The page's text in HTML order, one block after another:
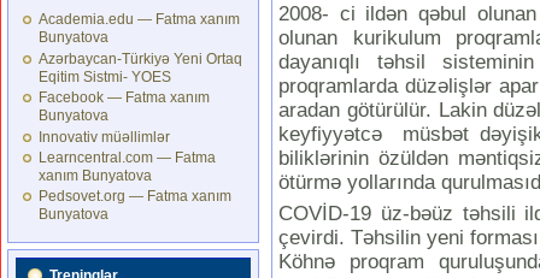
Academia.edu — Fatma xanım
Bunyatova
Azərbaycan-Türkiyə Yeni Ortaq
Eqitim Sistmi- YOES
Facebook — Fatma xanım
Bunyatova
Innovativ müəllimlər
Learncentral.com — Fatma
xanım Bunyatova
Pedsovet.org — Fatma xanım
Bunyatova
2008- ci ildən qəbul
olunan kurikulum
dayanıqlı təhsil
proqramlarda düzəlişlər
aradan götürülür. Lakin
keyfiyyətcə müsbət
biliklərinin özüldən
ötürmə yollarında
COVİD-19 üz-bəüz təhsili
çevirdi. Təhsilin yeni
Köhnə proqram